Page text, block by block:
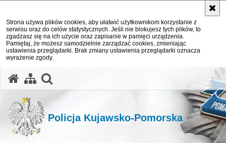
Strona używa plików cookies, aby ułatwić użytkownikom korzystanie z
serwisu oraz do celów statystycznych. Jeśli nie blokujesz tych plików, to
zgadzasz się na ich użycie oraz zapisanie w pamięci urządzenia.
Pamiętaj, że możesz samodzielnie zarządzać cookies, zmieniając
ustawienia przeglądarki. Brak zmiany ustawienia przeglądarki oznacza
wyrażenie zgody.
Policja Kujawsko-Pomorska